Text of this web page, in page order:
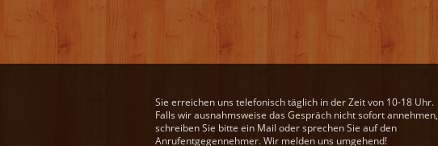
Sie erreichen uns telefonisch täglich in der Zeit von 10-18 Uhr.
Falls wir ausnahmsweise das Gespräch nicht sofort annehmen,
schreiben Sie bitte ein Mail oder sprechen Sie auf den
Anrufentgegennehmer. Wir melden uns umgehend!